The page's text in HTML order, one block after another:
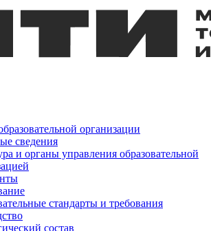
организации
сведения
и органы управления образовательной
стандарты и требования
состав